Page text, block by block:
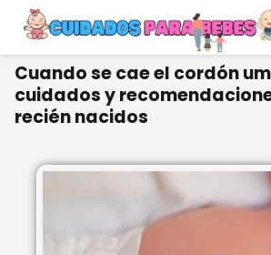
Cuando se cae el cordón
cuidados y
recién nacidos